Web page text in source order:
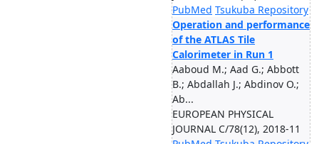
PubMed Tsukuba Repository
Operation and performance
of the ATLAS Tile
Calorimeter in Run 1
Aaboud M.; Aad G.; Abbott
B.; Abdallah J.; Abdinov O.;
Ab...
EUROPEAN PHYSICAL
JOURNAL C/78(12), 2018-11